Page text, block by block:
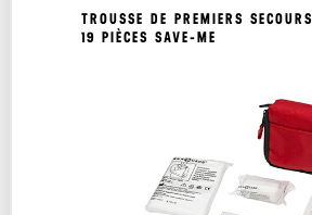
TROUSSE DE PREMIERS SECOURS
19 PIÈCES SAVE-ME